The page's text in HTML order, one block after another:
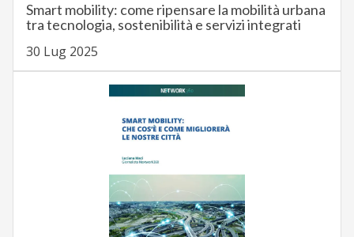
Smart mobility: come ripensare la mobilità urbana
tra tecnologia, sostenibilità e servizi integrati
30 Lug 2025